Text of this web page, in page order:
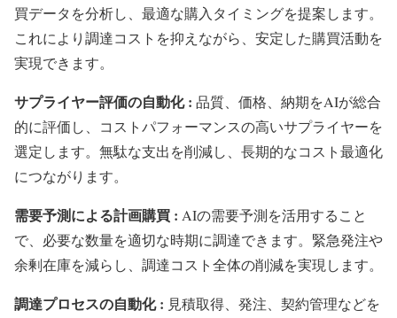
買データを分析し、最適な購入タイミングを提案します。
これにより調達コストを抑えながら、安定した購買活動を
実現できます。
サプライヤー評価の自動化 : 品質、価格、納期をAIが総合
的に評価し、コストパフォーマンスの高いサプライヤーを
選定します。無駄な支出を削減し、長期的なコスト最適化
につながります。
需要予測による計画購買 : AIの需要予測を活用すること
で、必要な数量を適切な時期に調達できます。緊急発注や
余剰在庫を減らし、調達コスト全体の削減を実現します。
調達プロセスの自動化 : 見積取得、発注、契約管理などを